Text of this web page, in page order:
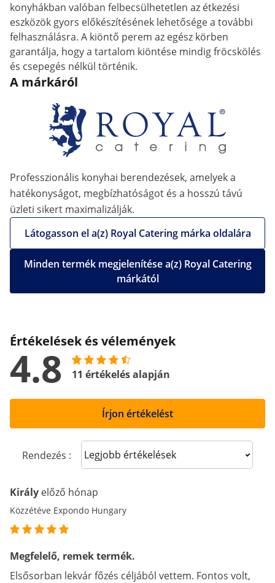
konyhákban valóban felbecsülhetetlen az étkezési
eszközök gyors előkészítésének lehetősége a további
felhasználásra. A kiöntő perem az egész körben
garantálja, hogy a tartalom kiöntése mindig fröcskölés
és csepegés nélkül történik.
A márkáról
Professzionális konyhai berendezések, amelyek a
hatékonyságot, megbízhatóságot és a hosszú távú
üzleti sikert maximalizálják.
Látogasson el a(z) Royal Catering márka oldalára
Minden termék megjelenítése a(z) Royal Catering
márkától
Értékelések és vélemények
4.8 11 értékelés alapján
Írjon értékelést
Rendezés : Sort reviews
Király előző hónap
Közzétéve Expondo Hungary
Megfelelő, remek termék.
Elsősorban lekvár főzés céljából vettem. Fontos volt,